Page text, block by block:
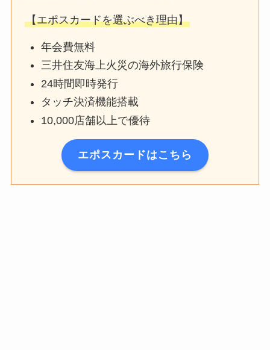
【エポスカードを選ぶべき理由】
年会費無料
三井住友海上火災の海外旅行保険
24時間即時発行
タッチ決済機能搭載
10,000店舗以上で優待
エポスカードはこちら